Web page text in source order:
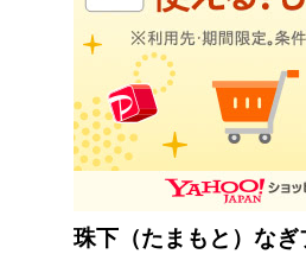
珠下（たまもと）なぎ